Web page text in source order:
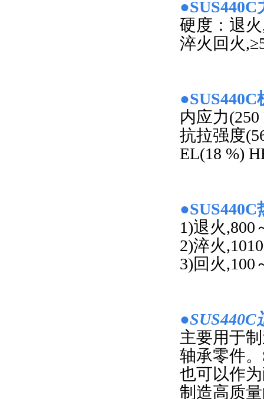
硬度：退
淬火回火
内应力(250
抗拉强度
EL(18 %)
1)退火
2)淬火
3)回火
主要用于
轴承零件
也可以作
制造高质